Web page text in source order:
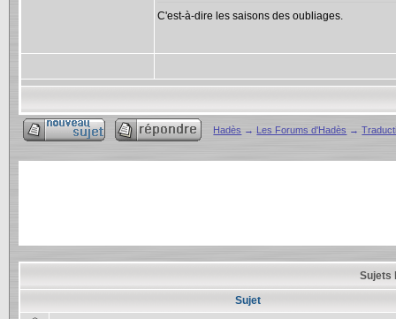
C'est-à-dire les saisons des oubliages.
Hadès → Les Forums d'Hadès →
Sujets
Sujet